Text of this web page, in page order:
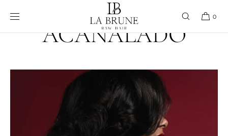
al contenido
0
ACANALADO